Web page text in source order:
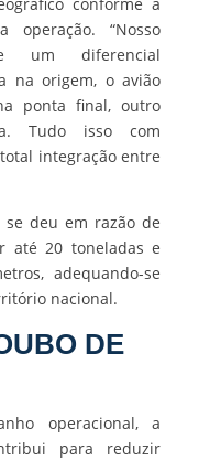
“Nosso
um diferencial
na origem, o avião
ponta final, outro
Tudo isso com
integração entre
se deu em razão de
até 20 toneladas e
adequando-se
nacional.
DE
operacional, a
para reduzir